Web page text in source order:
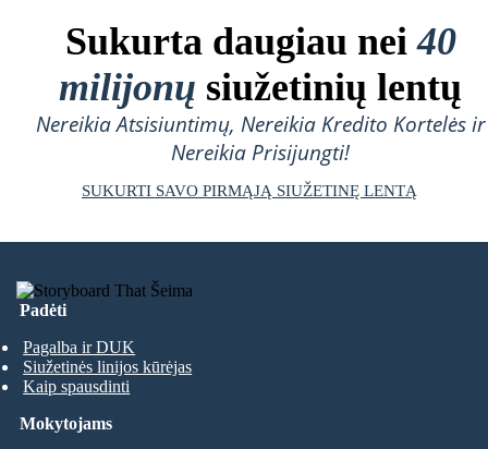
Sukurta daugiau nei40
milijonų siužetinių lentų
Nereikia Atsisiuntimų, Nereikia Kredito Kortelės ir
Nereikia Prisijungti!
SUKURTI SAVO PIRMĄJĄ SIUŽETINĘ LENTĄ
Padėti
Pagalba ir DUK
Siužetinės linijos kūrėjas
Kaip spausdinti
Mokytojams